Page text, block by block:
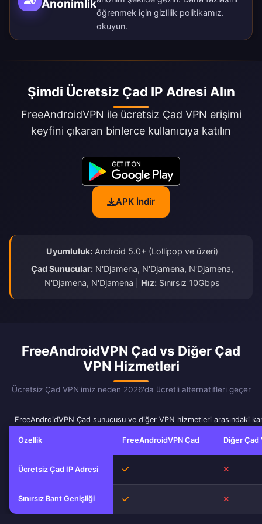
Anonimlik
öğrenmek için gizlilik politikamız.
okuyun.
Şimdi Ücretsiz Çad IP Adresi Alın
FreeAndroidVPN ile ücretsiz Çad VPN erişimi
keyfini çıkaran binlerce kullanıcıya katılın
APK İndir
Uyumluluk:Android 5.0+ (Lollipop ve üzeri)
Çad Sunucular:N'Djamena, N'Djamena, N'Djamena,
N'Djamena, N'Djamena | Hız:Sınırsız 10Gbps
FreeAndroidVPN Çad vs Diğer Çad
VPN Hizmetleri
Ücretsiz Çad VPN'imiz neden 2026'da ücretli alternatifleri geçer
FreeAndroidVPN Çad sunucusu ve diğer VPN hizmetleri arasındaki
Özellik FreeAndroidVPN Çad Diğer Çad
Ücretsiz Çad IP Adresi Evet
Sınırsız Bant Genişliği Evet